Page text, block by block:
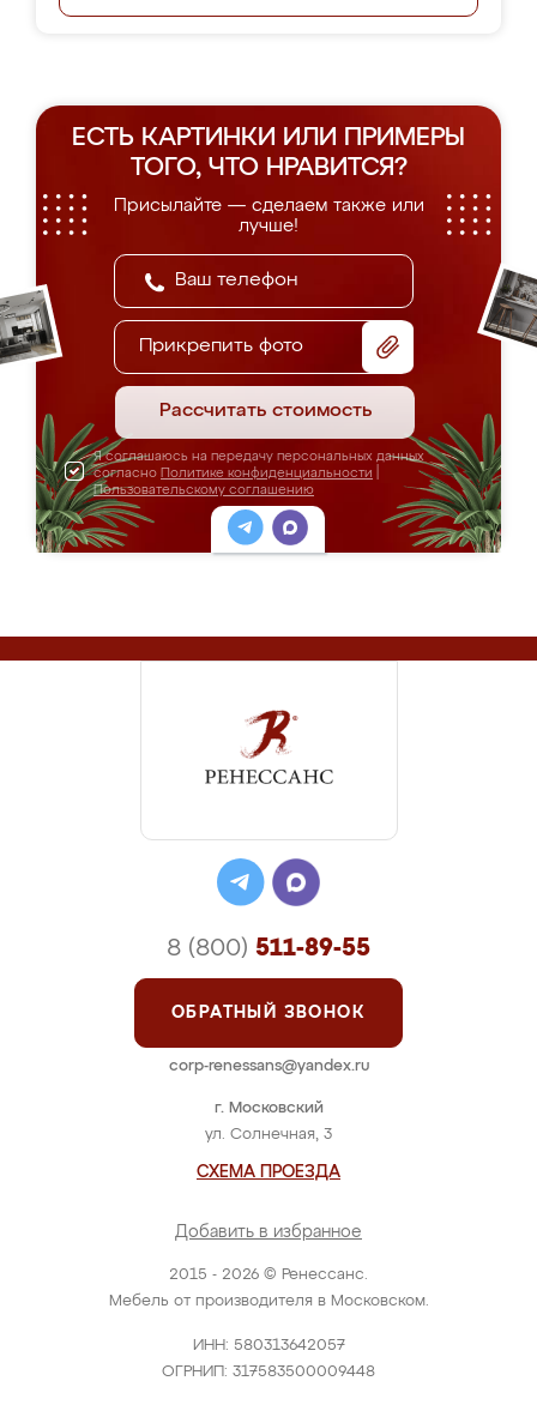
ЕСТЬ КАРТИНКИ ИЛИ ПРИМЕРЫ
ТОГО, ЧТО НРАВИТСЯ?
Присылайте — сделаем также или
лучше!
Прикрепить фото
Рассчитать стоимость
Я соглашаюсь на передачу персональных данных
согласно Политике конфиденциальности
Пользовательскому соглашению
2015 - 2026 © Ренессанс.
Мебель от производителя в Московском.
ИНН: 580313642057
ОГРНИП: 317583500009448
г. Московский
ул. Солнечная, 3
СХЕМА ПРОЕЗДА
Добавить в избранное
8 (800) 511-89-55
ОБРАТНЫЙ ЗВОНОК
corp-renessans@yandex.ru